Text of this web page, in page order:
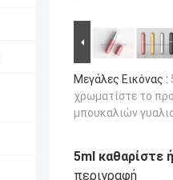
Μεγάλες Εικόνας :
χρωματίστε το
μπουκαλιών
5ml καθαρίστε
περιγραφή